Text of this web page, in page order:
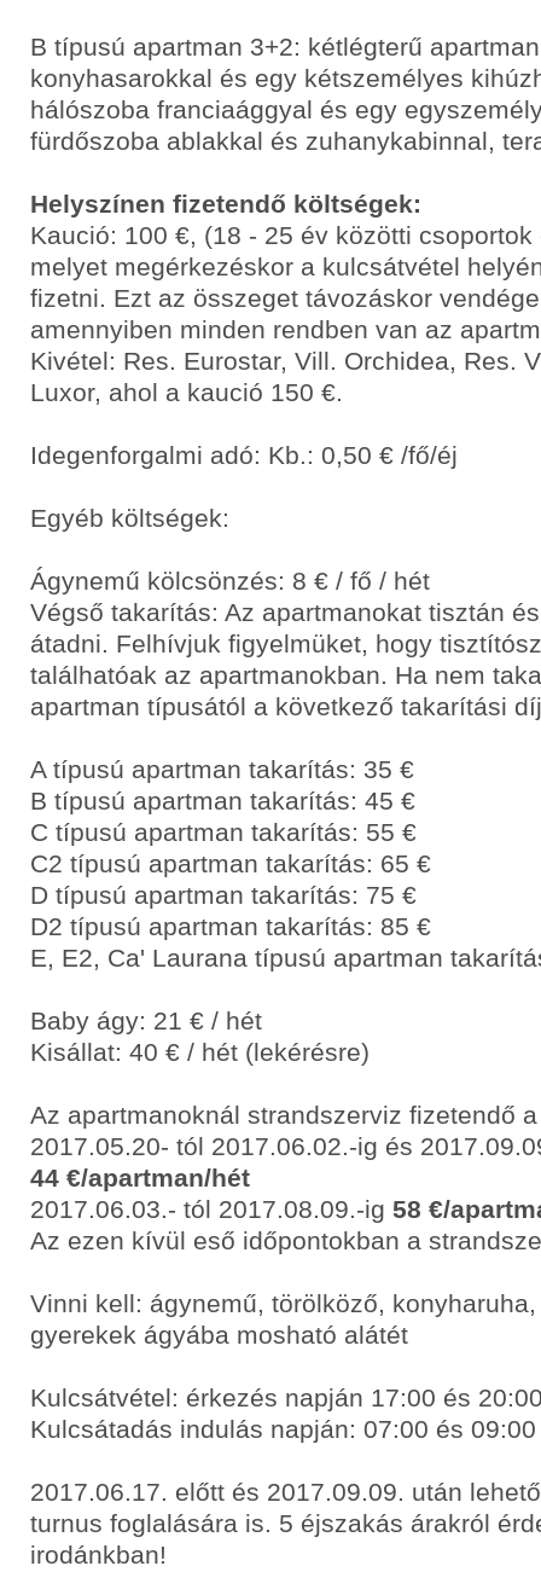
B típusú apartman 3+2: kétlégterű
konyhasarokkal és egy kétszemélyes
hálószoba franciaággyal és egy
fürdőszoba ablakkal és zuhanykabinnal,
Helyszínen fizetendő költségek:
Kaució: 100 €, (18 - 25 év közötti
melyet megérkezéskor a kulcsátvétel
fizetni. Ezt az összeget távozáskor
amennyiben minden rendben van az
Kivétel: Res. Eurostar, Vill. Orchidea, Res.
Luxor, ahol a kaució 150 €.
Idegenforgalmi adó: Kb.: 0,50 € /fő/éj
Egyéb költségek:
Ágynemű kölcsönzés: 8 € / fő / hét
Végső takarítás: Az apartmanokat tisztán
átadni. Felhívjuk figyelmüket, hogy
találhatóak az apartmanokban. Ha nem
apartman típusától a következő takarítási
A típusú apartman takarítás: 35 €
B típusú apartman takarítás: 45 €
C típusú apartman takarítás: 55 €
C2 típusú apartman takarítás: 65 €
D típusú apartman takarítás: 75 €
D2 típusú apartman takarítás: 85 €
E, E2, Ca' Laurana típusú apartman
Baby ágy: 21 € / hét
Kisállat: 40 € / hét (lekérésre)
Az apartmanoknál strandszerviz fizetendő
2017.05.20- tól 2017.06.02.-ig és
44 €/apartman/hét
2017.06.03.- tól 2017.08.09.-ig 58 €/
Az ezen kívül eső időpontokban a
Vinni kell: ágynemű, törölköző,
gyerekek ágyába mosható alátét
Kulcsátvétel: érkezés napján 17:00 és
Kulcsátadás indulás napján: 07:00 és
2017.06.17. előtt és 2017.09.09. után
turnus foglalására is. 5 éjszakás árakról
irodánkban!